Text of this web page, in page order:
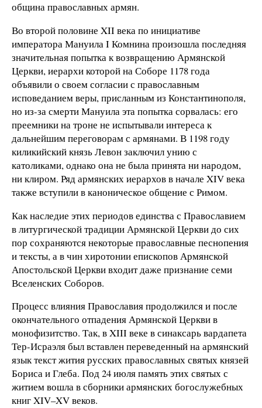
община православных армян.
Во второй половине XII века по инициативе
императора Мануила I Комнина произошла последняя
значительная попытка к возвращению Армянской
Церкви, иерархи которой на Соборе 1178 года
объявили о своем согласии с православным
исповеданием веры, присланным из Константинополя,
но из-за смерти Мануила эта попытка сорвалась: его
преемники на троне не испытывали интереса к
дальнейшим переговорам с армянами. В 1198 году
киликийский князь Левон заключил унию с
католиками, однако она не была принята ни народом,
ни клиром. Ряд армянских иерархов в начале XIV века
также вступили в каноническое общение с Римом.
Как наследие этих периодов единства с Православием
в литургической традиции Армянской Церкви до сих
пор сохраняются некоторые православные песнопения
и тексты, а в чин хиротонии епископов Армянской
Апостольской Церкви входит даже признание семи
Вселенских Соборов.
Процесс влияния Православия продолжился и после
окончательного отпадения Армянской Церкви в
монофизитство. Так, в XIII веке в синаксарь вардапета
Тер-Исраэля был вставлен переведенный на армянский
язык текст жития русских православных святых князей
Бориса и Глеба. Под 24 июля память этих святых с
житием вошла в сборники армянских богослужебных
книг XIV–XV веков.